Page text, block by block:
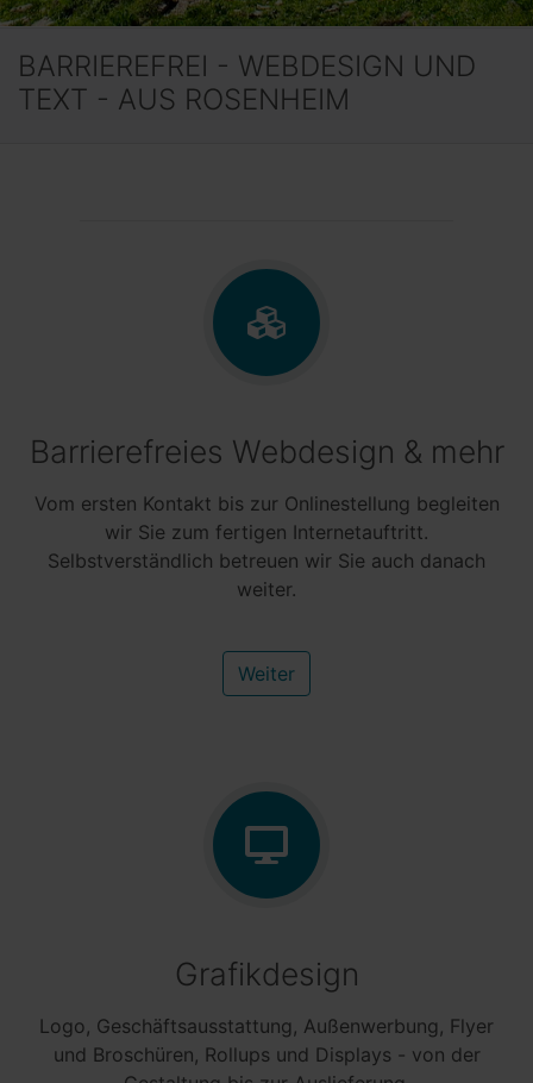
BARRIEREFREI - WEBDESIGN UND
TEXT - AUS ROSENHEIM
Barrierefreies Webdesign & mehr
Vom ersten Kontakt bis zur Onlinestellung begleiten
wir Sie zum fertigen Internetauftritt.
Selbstverständlich betreuen wir Sie auch danach
weiter.
Weiter
Grafikdesign
Logo, Geschäftsausstattung, Außenwerbung, Flyer
und Broschüren, Rollups und Displays - von der